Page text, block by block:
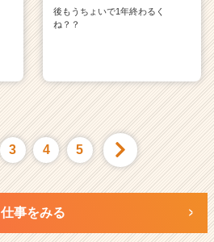
後もうちょいで1年終わるく
ね？？
3 4 5
仕事をみる